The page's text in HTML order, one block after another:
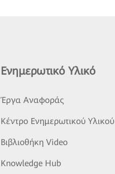
Ενημερωτικό Υλικό
Έργα Αναφοράς
Κέντρο Ενημερωτικού Υλικού
Βιβλιοθήκη Video
Knowledge Hub